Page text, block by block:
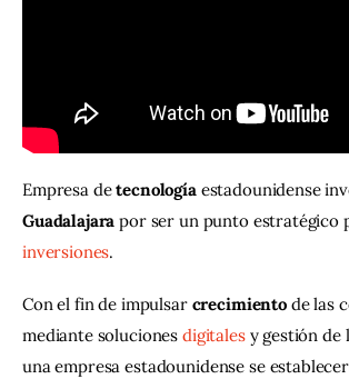
Empresa de tecnología estadounidense
Guadalajara por ser un punto estratégico
inversiones.
Con el fin de impulsar crecimiento de las
mediante soluciones digitales y gestión de
una empresa estadounidense se